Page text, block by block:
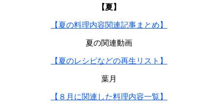
【夏】
【夏の料理内容関連記事まとめ】
夏の関連動画
【夏のレシピなどの再生リスト】
葉月
【８月に関連した料理内容一覧】